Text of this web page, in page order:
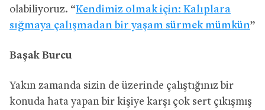
olabiliyoruz. “Kendimiz olmak için: Kalıplara
sığmaya çalışmadan bir yaşam sürmek mümkün”
Başak Burcu
Yakın zamanda sizin de üzerinde çalıştığınız bir
konuda hata yapan bir kişiye karşı çok sert çıkışmış